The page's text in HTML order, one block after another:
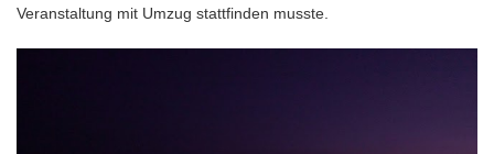
Veranstaltung mit Umzug stattfinden musste.